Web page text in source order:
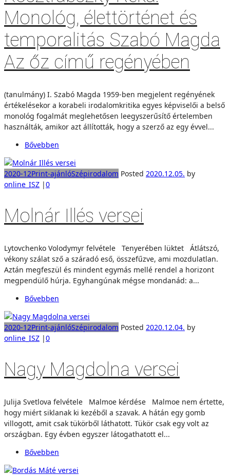
Monológ, élettörténet és
temporalitás Szabó Magda
Az őz című regényében
(tanulmány) I. Szabó Magda 1959-ben megjelent regényének
értékelésekor a korabeli irodalomkritika egyes képviselői a belső
monológ fogalmát meglehetősen leegyszerűsítő értelemben
használták, amikor azt állították, hogy a szerző az egy évvel...
Bővebben
2020-12Print-ajánlóSzépirodalom Posted 2020.12.05. by
online_ISZ |0
Molnár Illés versei
Lytovchenko Volodymyr felvétele Tenyerében lüktet Átlátszó,
vékony szálat sző a száradó eső, összefűzve, ami mozdulatlan.
Aztán megfeszül és mindent egymás mellé rendel a horizont
megpendülő húrja. Egyhangúnak mégse mondanád: a...
Bővebben
2020-12Print-ajánlóSzépirodalom Posted 2020.12.04. by
online_ISZ |0
Nagy Magdolna versei
Julija Svetlova felvétele Malmoe kérdése Malmoe nem értette,
hogy miért siklanak ki kezéből a szavak. A hátán egy gomb
villogott, amit csak tükörből láthatott. Tükör csak egy volt az
országban. Egy évben egyszer látogathatott el...
Bővebben